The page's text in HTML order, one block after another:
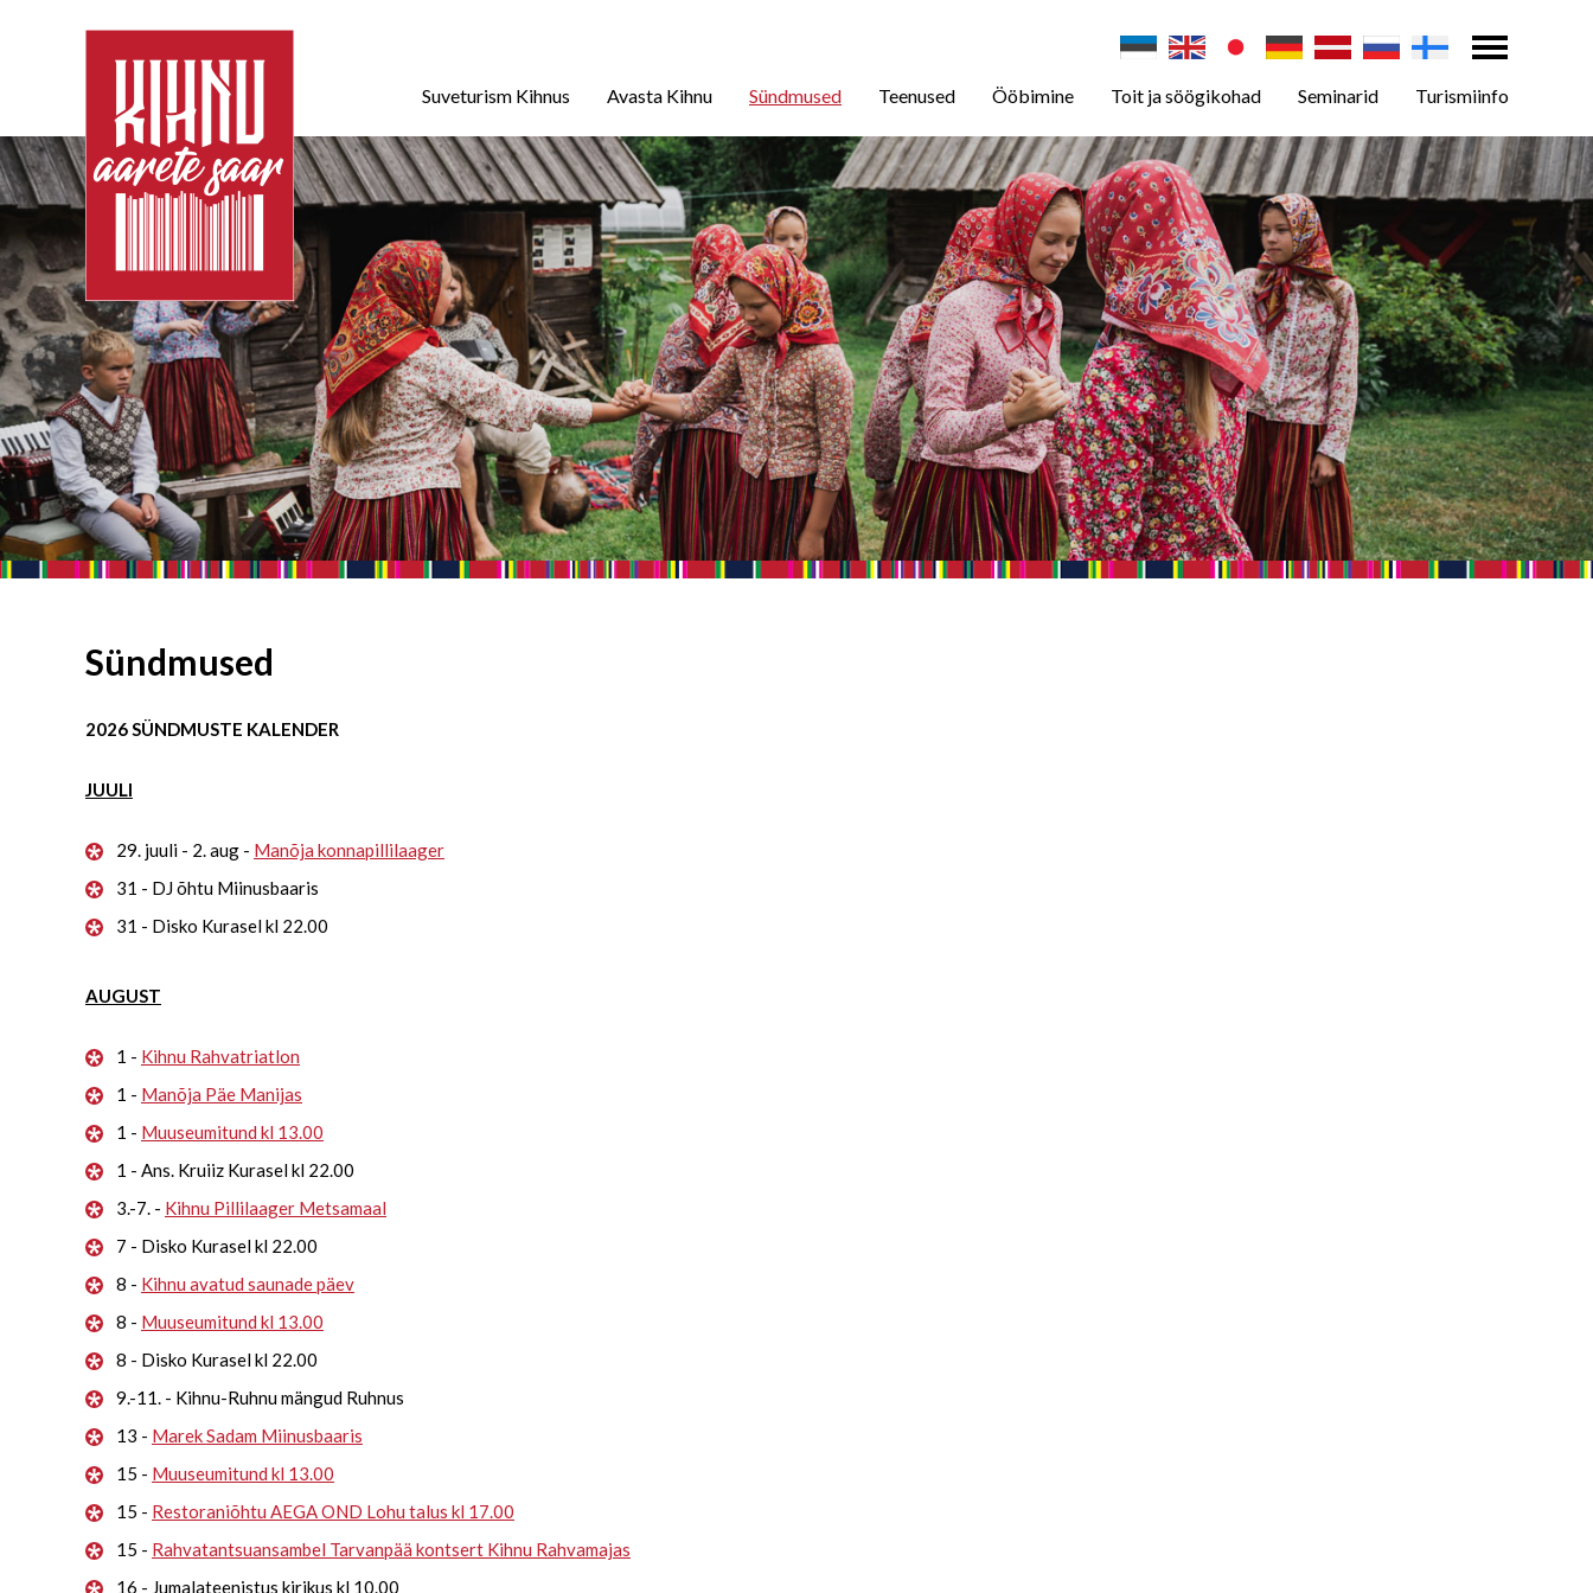
Suveturism Kihnus Avasta Kihnu Sündmused Teenused Ööbimine Toit ja söögikohad Seminarid Turismiinfo
Sündmused
2026 SÜNDMUSTE KALENDER
JUULI
29. juuli - 2. aug - Manõja konnapillilaager
31 - DJ õhtu Miinusbaaris
31 - Disko Kurasel kl 22.00
AUGUST
1 - Kihnu Rahvatriatlon
1 - Manõja Päe Manijas
1 - Muuseumitund kl 13.00
1 - Ans. Kruiiz Kurasel kl 22.00
3.-7. - Kihnu Pillilaager Metsamaal
7 - Disko Kurasel kl 22.00
8 - Kihnu avatud saunade päev
8 - Muuseumitund kl 13.00
8 - Disko Kurasel kl 22.00
9.-11. - Kihnu-Ruhnu mängud Ruhnus
13 - Marek Sadam Miinusbaaris
15 - Muuseumitund kl 13.00
15 - Restoraniõhtu AEGA OND Lohu talus kl 17.00
15 - Rahvatantsuansambel Tarvanpää kontsert Kihnu Rahvamajas
16 - Jumalateenistus kirikus kl 10.00